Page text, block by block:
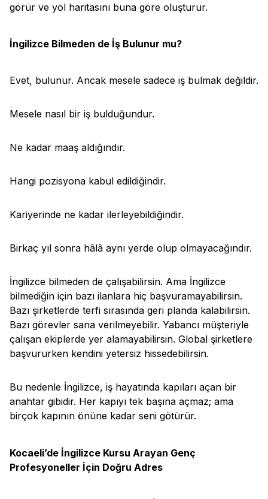
görür ve yol haritasını buna göre oluşturur.
İngilizce Bilmeden de İş Bulunur mu?
Evet, bulunur. Ancak mesele sadece iş bulmak değildir.
Mesele nasıl bir iş bulduğundur.
Ne kadar maaş aldığındır.
Hangi pozisyona kabul edildiğindir.
Kariyerinde ne kadar ilerleyebildiğindir.
Birkaç yıl sonra hâlâ aynı yerde olup olmayacağındır.
İngilizce bilmeden de çalışabilirsin. Ama İngilizce
bilmediğin için bazı ilanlara hiç başvuramayabilirsin.
Bazı şirketlerde terfi sırasında geri planda kalabilirsin.
Bazı görevler sana verilmeyebilir. Yabancı müşteriyle
çalışan ekiplerde yer alamayabilirsin. Global şirketlere
başvururken kendini yetersiz hissedebilirsin.
Bu nedenle İngilizce, iş hayatında kapıları açan bir
anahtar gibidir. Her kapıyı tek başına açmaz; ama
birçok kapının önüne kadar seni götürür.
Kocaeli’de İngilizce Kursu Arayan Genç
Profesyoneller İçin Doğru Adres